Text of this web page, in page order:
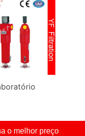
o melhor preço